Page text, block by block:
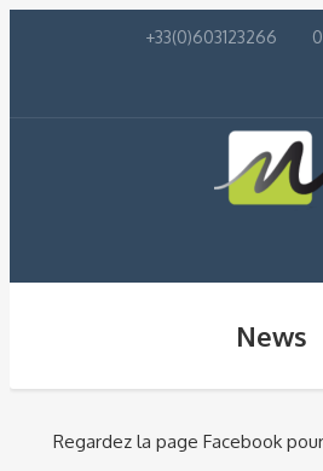
+33(0)603123266
News
Regardez la page Facebook